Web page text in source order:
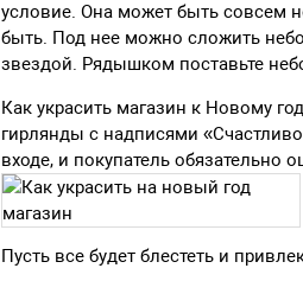
условие. Она может быть совсем
быть. Под нее можно сложить
звездой. Рядышком поставьте
Как украсить магазин к Новому
гирлянды с надписями
входе, и покупатель обязательно
Пусть все будет блестеть и